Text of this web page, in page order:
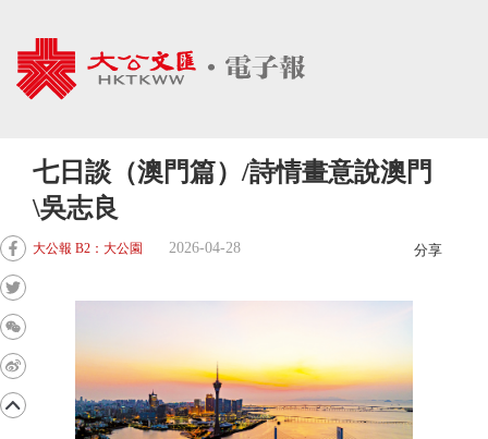
七日談（澳門篇）/詩情畫意說澳門
\吳志良
大公報 B2：大公園 2026-04-28 分享